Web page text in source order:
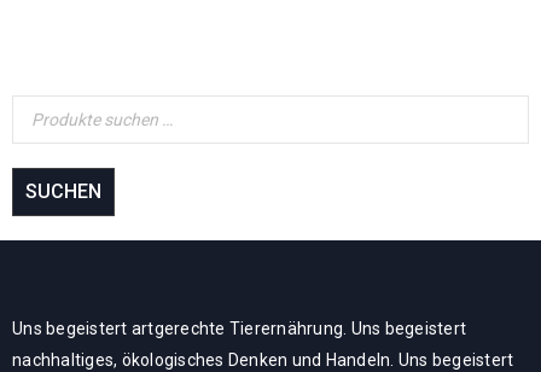
SUCHEN
Uns begeistert artgerechte Tierernährung. Uns begeistert
nachhaltiges, ökologisches Denken und Handeln. Uns begeistert